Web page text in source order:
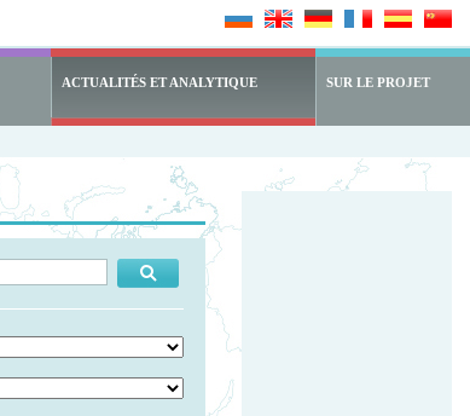
ACTUALITÉS ET ANALYTIQUE SUR LE PROJET